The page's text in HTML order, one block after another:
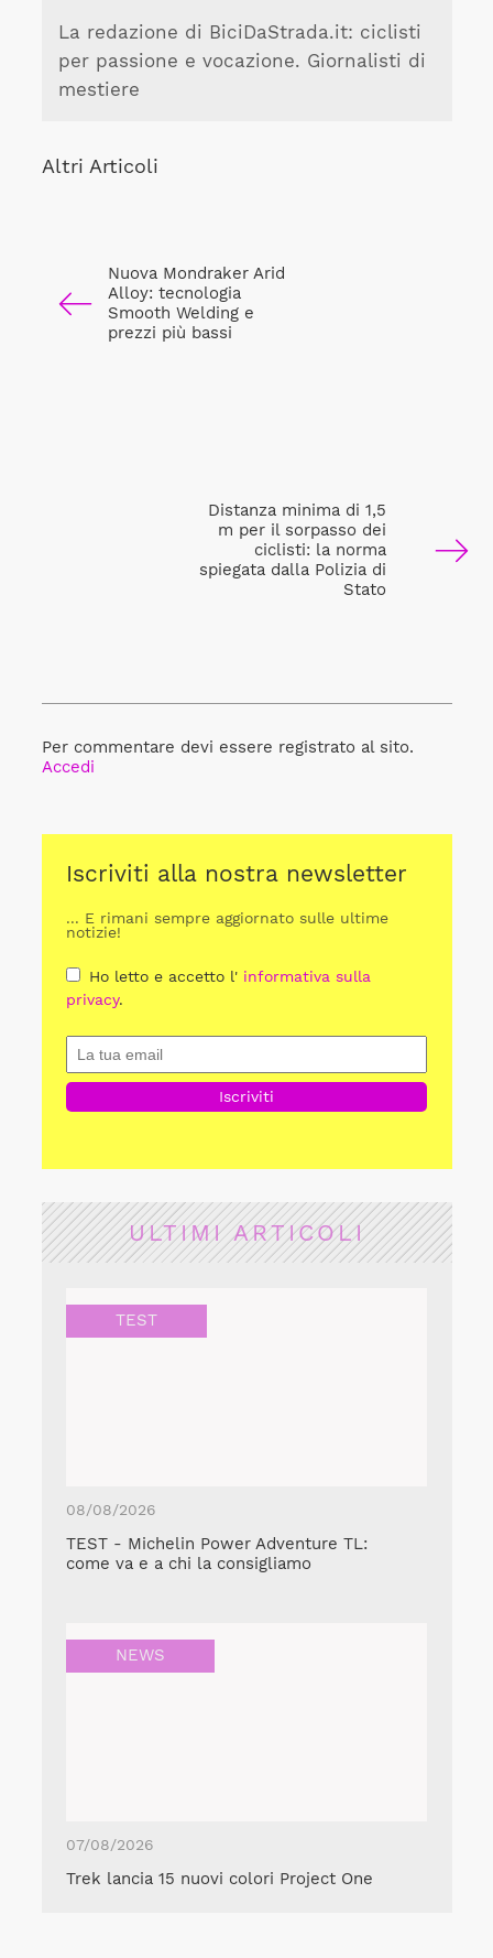
La redazione di BiciDaStrada.it: ciclisti
per passione e vocazione. Giornalisti di
mestiere
Altri Articoli
Nuova Mondraker Arid
Alloy: tecnologia
Smooth Welding e
prezzi più bassi
Distanza minima di 1,5
m per il sorpasso dei
ciclisti: la norma
spiegata dalla Polizia di
Stato
Per commentare devi essere registrato al sito.
Accedi
Iscriviti alla nostra newsletter
... E rimani sempre aggiornato sulle ultime
notizie!
Ho letto e accetto l' informativa sulla
privacy.
ULTIMI ARTICOLI
TEST
08/08/2026
TEST - Michelin Power Adventure TL:
come va e a chi la consigliamo
NEWS
07/08/2026
Trek lancia 15 nuovi colori Project One